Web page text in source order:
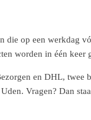
op een werkdag
worden in één
en DHL, twee
Vragen? Dan